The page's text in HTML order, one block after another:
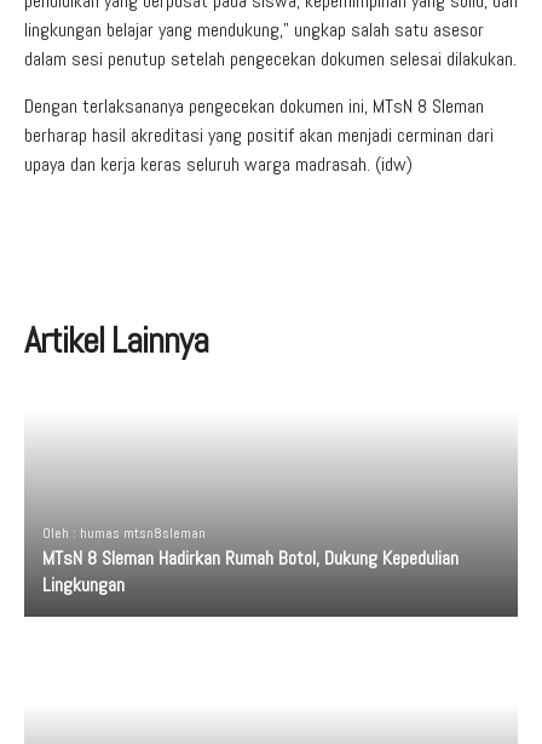
lingkungan belajar yang mendukung,” ungkap salah satu asesor
dalam sesi penutup setelah pengecekan dokumen selesai dilakukan.
Dengan terlaksananya pengecekan dokumen ini, MTsN 8 Sleman
berharap hasil akreditasi yang positif akan menjadi cerminan dari
upaya dan kerja keras seluruh warga madrasah. (idw)
Artikel Lainnya
Oleh : humas mtsn8sleman
MTsN 8 Sleman Hadirkan Rumah Botol, Dukung Kepedulian
Lingkungan